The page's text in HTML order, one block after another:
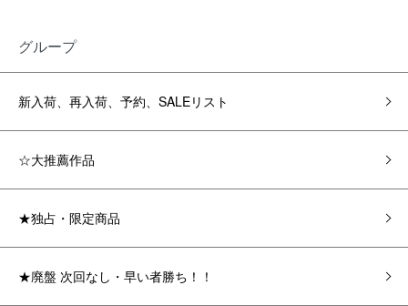
グループ
新入荷、再入荷、予約、SALEリスト
☆大推薦作品
★独占・限定商品
★廃盤 次回なし・早い者勝ち！！